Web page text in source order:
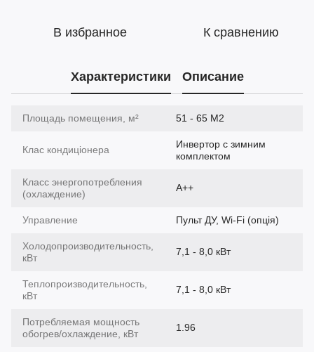
В избранное К сравнению
Характеристики Описание
Площадь помещения, м² 51 - 65 М2
Клас кондиціонера
Инвертор с зимним
комплектом
Класс энергопотребления
(охлаждение)
A++
Управление Пульт ДУ, Wi-Fi (опція)
Холодопроизводительность,
кВт
7,1 - 8,0 кВт
Теплопроизводительность,
кВт
7,1 - 8,0 кВт
Потребляемая мощность
обогрев/охлаждение, кВт
1.96